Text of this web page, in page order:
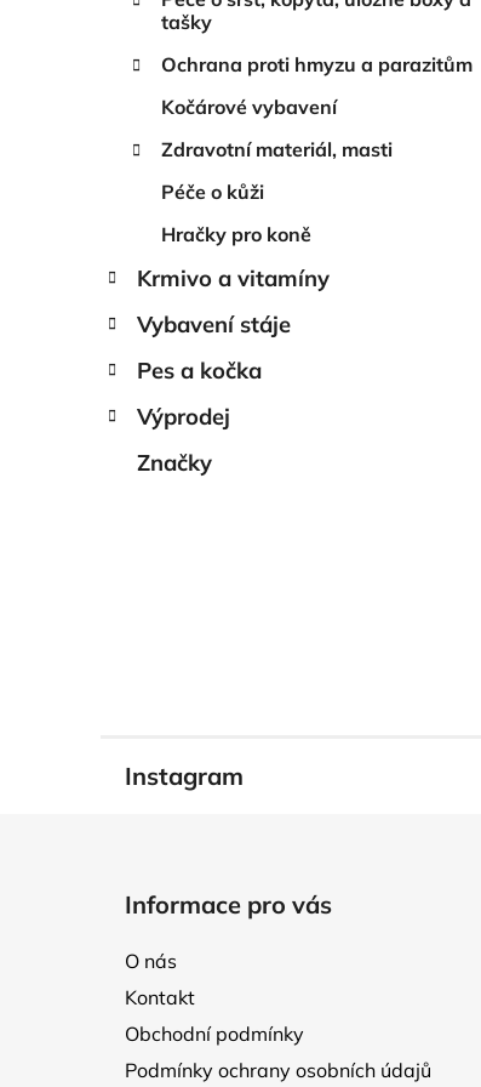
tašky
Ochrana proti hmyzu a parazitům
Kočárové vybavení
Zdravotní materiál, masti
Péče o kůži
Hračky pro koně
Krmivo a vitamíny
Vybavení stáje
Pes a kočka
Výprodej
Značky
Instagram
Informace pro vás
O nás
Kontakt
Obchodní podmínky
Podmínky ochrany osobních údajů